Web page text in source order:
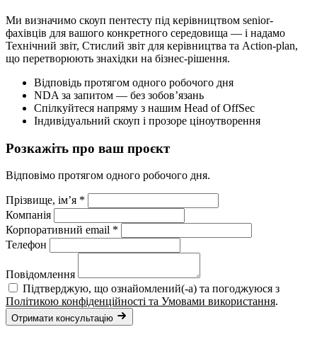
Ми визначимо скоуп пентесту під керівництвом senior-
фахівців для вашого конкретного середовища — і надамо
Технічний звіт, Стислий звіт для керівництва та Action-plan,
що перетворюють знахідки на бізнес-рішення.
Відповідь протягом одного робочого дня
NDA за запитом — без зобов’язань
Спілкуйтеся напряму з нашим Head of OffSec
Індивідуальний скоуп і прозоре ціноутворення
Розкажіть про ваш проєкт
Відповімо протягом одного робочого дня.
Прізвище, ім’я *
Компанія
Корпоративний email *
Телефон
Повідомлення
Підтверджую, що ознайомлений(-а) та погоджуюся з
Політикою конфіденційності та Умовами використання.
Отримати консультацію